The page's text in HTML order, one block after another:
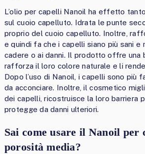
L’olio per capelli Nanoil ha effetto
sul cuoio capelluto. Idrata le punte
proprio del cuoio capelluto. Inoltre,
e quindi fa che i capelli siano più sani e
cadere o ai danni. Il prodotto offre una
rafforza il loro colore naturale e li
Dopo l’uso di Nanoil, i capelli sono più
da acconciare. Inoltre, il cosmetico
dei capelli, ricostruisce la loro barriera
protegge da danni ulteriori.
Sai come usare il Nanoil per
porosità media?